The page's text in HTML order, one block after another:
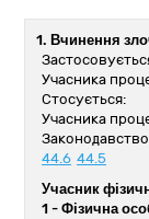
1. Вчинення
Учасника
Стосується:
Учасника
44.6 44.5
Учасник
1 - Фізична